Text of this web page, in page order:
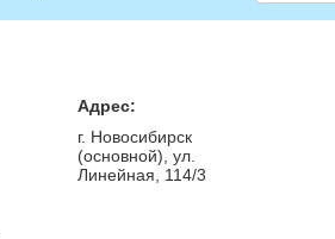
Адрес:
г. Новосибирск
(основной), ул.
Линейная, 114/3